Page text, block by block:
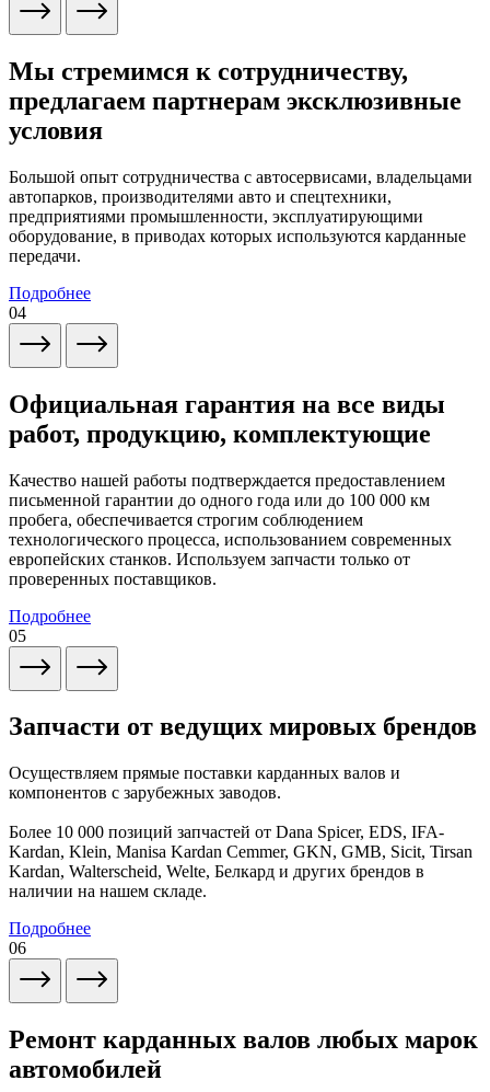
Мы стремимся к сотрудничеству,
предлагаем партнерам эксклюзивные
условия
Большой опыт сотрудничества с автосервисами, владельцами
автопарков, производителями авто и спецтехники,
предприятиями промышленности, эксплуатирующими
оборудование, в приводах которых используются карданные
передачи.
Подробнее
04
Официальная гарантия на все виды
работ, продукцию, комплектующие
Качество нашей работы подтверждается предоставлением
письменной гарантии до одного года или до 100 000 км
пробега, обеспечивается строгим соблюдением
технологического процесса, использованием современных
европейских станков. Используем запчасти только от
проверенных поставщиков.
Подробнее
05
Запчасти от ведущих мировых брендов
Осуществляем прямые поставки карданных валов и
компонентов с зарубежных заводов.
Более 10 000 позиций запчастей от Dana Spicer, EDS, IFA-
Kardan, Klein, Manisa Kardan Cemmer, GKN, GMB, Sicit, Tirsan
Kardan, Walterscheid, Welte, Белкард и других брендов в
наличии на нашем складе.
Подробнее
06
Ремонт карданных валов любых марок
автомобилей